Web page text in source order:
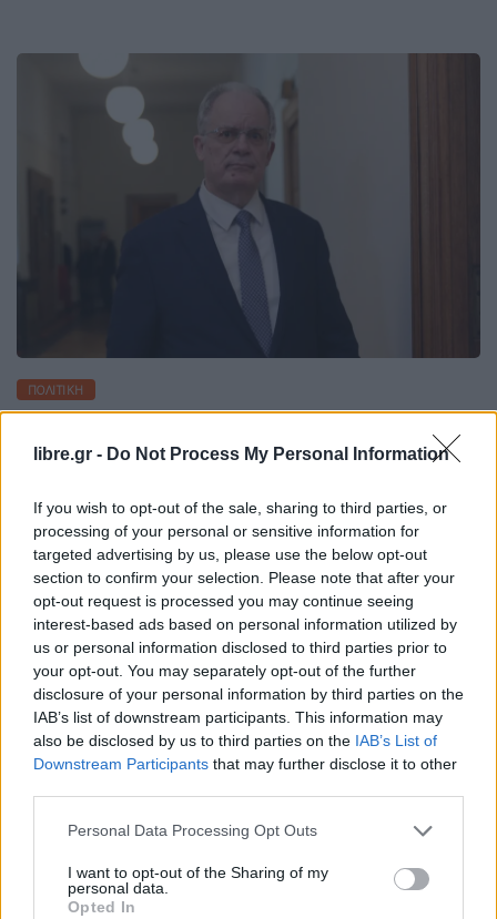
libre.gr - Do Not Process My Personal Information
If you wish to opt-out of the sale, sharing to third parties, or
processing of your personal or sensitive information for
targeted advertising by us, please use the below opt-out
section to confirm your selection. Please note that after your
opt-out request is processed you may continue seeing
interest-based ads based on personal information utilized by
us or personal information disclosed to third parties prior to
your opt-out. You may separately opt-out of the further
disclosure of your personal information by third parties on the
IAB’s list of downstream participants. This information may
also be disclosed by us to third parties on the IAB’s List of
Downstream Participants that may further disclose it to other
Personal Data Processing Opt Outs
I want to opt-out of the Sharing of my
personal data.
Opted In
ΠΟΛΙΤΙΚΉ
Συλλυπητήριο μήνυμα Τασούλα στον
πρόεδρο της Ελβετίας για την
τραγωδία
Η Συντακτική ομάδα του Libre
1 Ιανουαρίου, 2026
Τα βαθύτατα συλλυπητήρια του ελληνικού λαού
και του ιδίου προσωπικά εξέφρασε ο Πρόεδρος
της Δημοκρατίας Κωνσταντίνος Αν. Τασούλας,
στον Πρόεδρο της Ελβετίας Guy Parmelin και
στους πολίτες της χώρας για το δυστύχημα στο
Crans-Montana. Σε ανάρτησή του στο X, ο
πρόεδρος της Δημοκρατίας, έγραψε: «Με μεγάλη
μου θλίψη πληροφορήθηκα το τραγικό δυστύχημα
που συνέβη στο […]
ΠΕΡΙΣΣΌΤΕΡΑ ...